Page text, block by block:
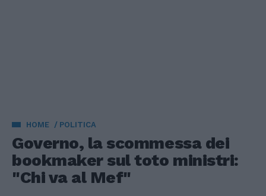
HOME POLITICA
Governo, la scommessa dei
bookmaker sul toto ministri:
"Chi va al Mef"